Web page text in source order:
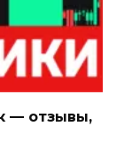
— отзывы,